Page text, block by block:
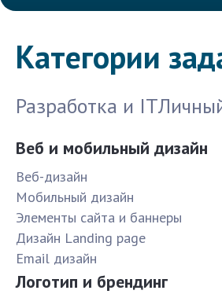
Категории
Разработка и IT
Веб и мобильный дизайн
Веб-дизайн
Мобильный дизайн
Элементы сайта и баннеры
Дизайн Landing page
Email дизайн
Логотип и брендинг